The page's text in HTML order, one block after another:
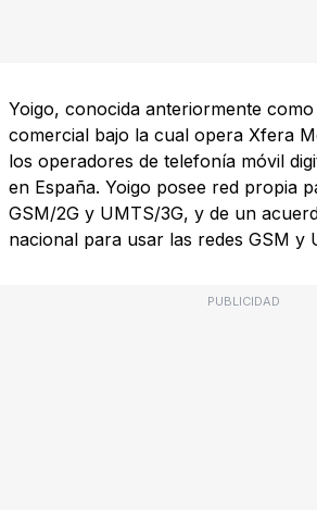
Yoigo, conocida anteriormente
comercial bajo la cual opera Xfera
los operadores de telefonía móvil
en España. Yoigo posee red propia
GSM/2G y UMTS/3G, y de un
nacional para usar las redes GSM y
PUBLICIDAD